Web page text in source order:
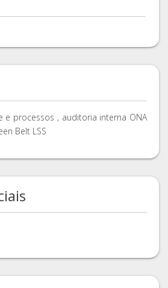
e processos , auditoria interna ONA
Belt LSS